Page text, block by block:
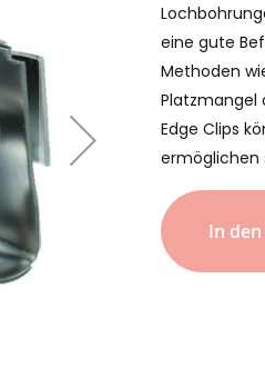
eine gute
Methoden
Platzmangel
Edge Clips
ermöglichen
In